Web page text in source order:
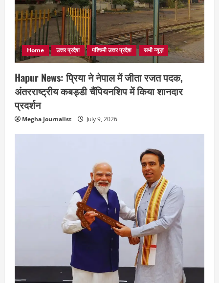
Home उत्तर प्रदेश पश्चिमी उत्तर प्रदेश सभी न्यूज़
Hapur News: प्रिया ने नेपाल में जीता रजत पदक,
अंतरराष्ट्रीय कबड्डी चैंपियनशिप में किया शानदार
प्रदर्शन
Megha Journalist July 9, 2026